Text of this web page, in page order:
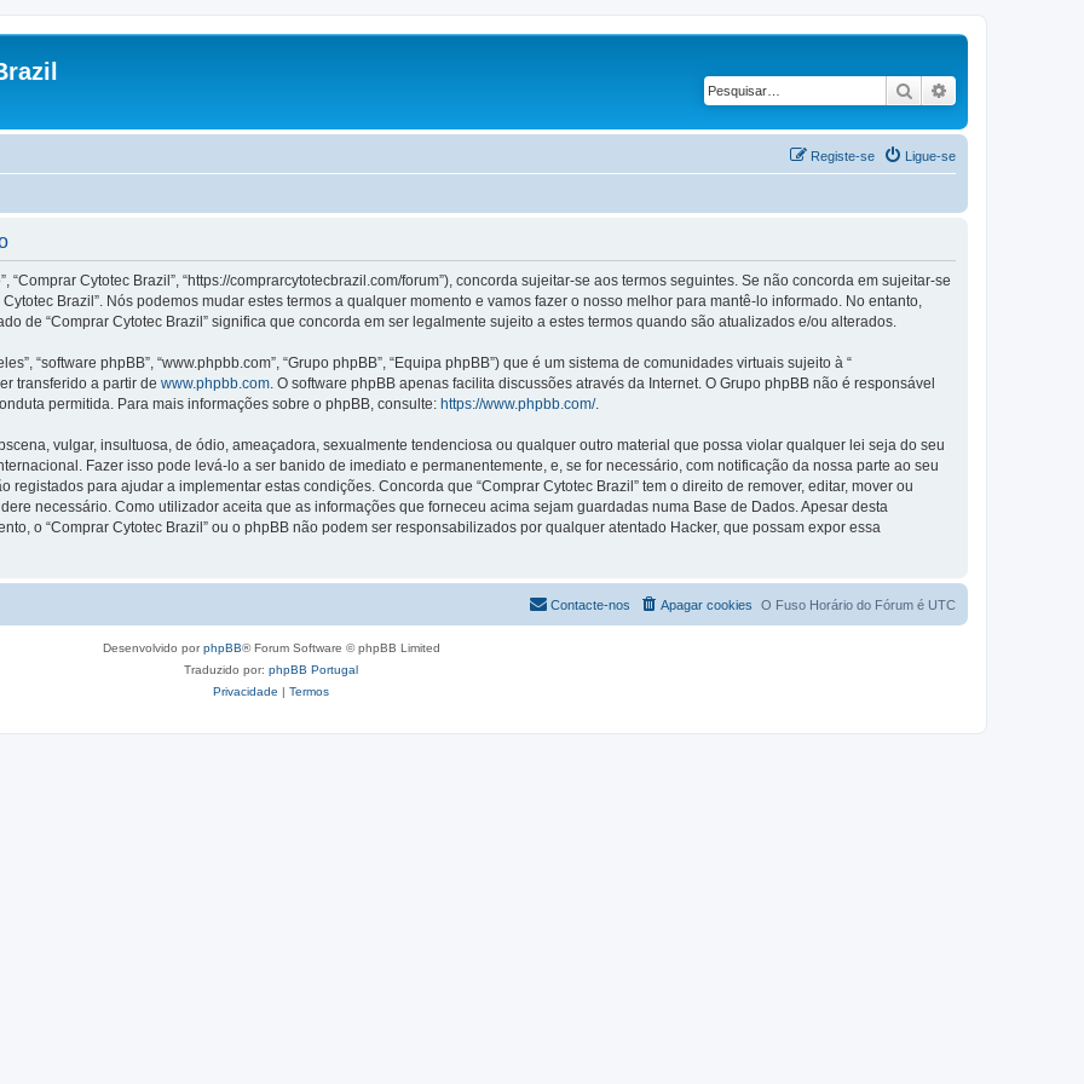
Pesquisar
Ligue-se
Registe-se
“Comprar Cytotec Brazil”, “https://comprarcytotecbrazil.com/forum”), concorda sujeitar-se aos termos seguintes. Se não concorda em sujeitar-se
Brazil”. Nós podemos mudar estes termos a qualquer momento e vamos fazer o nosso melhor para mantê-lo informado. No entanto,
de “Comprar Cytotec Brazil” significa que concorda em ser legalmente sujeito a estes termos quando são atualizados e/ou alterados.
“software phpBB”, “www.phpbb.com”, “Grupo phpBB”, “Equipa phpBB”) que é um sistema de comunidades virtuais sujeito à “
transferido a partir de www.phpbb.com . O software phpBB apenas facilita discussões através da Internet. O Grupo phpBB não é responsável
permitida. Para mais informações sobre o phpBB, consulte: https://www.phpbb.com/.
vulgar, insultuosa, de ódio, ameaçadora, sexualmente tendenciosa ou qualquer outro material que possa violar qualquer lei seja do seu
Fazer isso pode levá-lo a ser banido de imediato e permanentemente, e, se for necessário, com notificação da nossa parte ao seu
registados para ajudar a implementar estas condições. Concorda que “Comprar Cytotec Brazil” tem o direito de remover, editar, mover ou
necessário. Como utilizador aceita que as informações que forneceu acima sejam guardadas numa Base de Dados. Apesar desta
o “Comprar Cytotec Brazil” ou o phpBB não podem ser responsabilizados por qualquer atentado Hacker, que possam expor essa
O Fuso Horário do Fórum é UTC
Apagar cookies
Contacte-nos
Desenvolvido porphpBB® Forum Software © phpBB Limited
Traduzido por: phpBB Portugal
Privacidade | Termos